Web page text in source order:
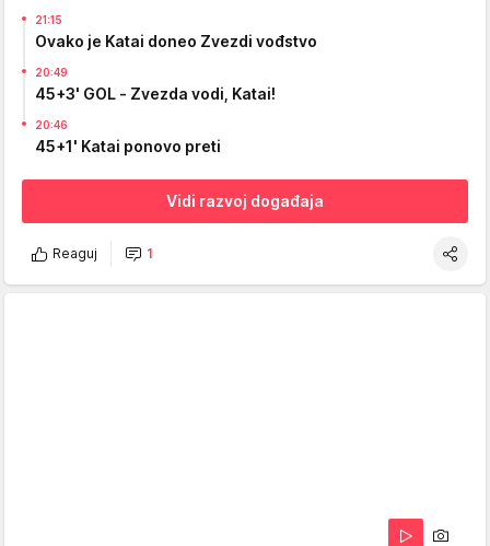
21:15
Ovako je Katai doneo Zvezdi vođstvo
20:49
45+3' GOL - Zvezda vodi, Katai!
20:46
45+1' Katai ponovo preti
Vidi razvoj događaja
Reaguj 1